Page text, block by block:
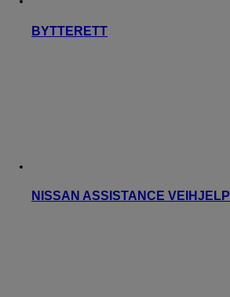
BYTTERETT
NISSAN ASSISTANCE VEIHJELP